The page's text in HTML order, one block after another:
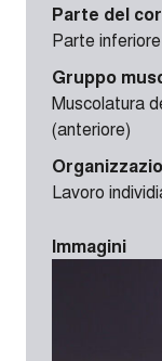
Parte del
Parte inferiore
Gruppo
Muscolatura
(anteriore)
Lavoro
Immagini